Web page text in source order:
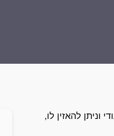
וניתן להאזין לו,